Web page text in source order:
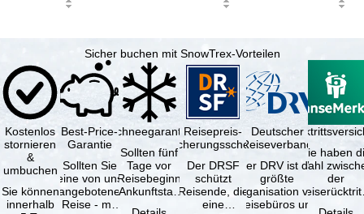
Sicher buchen mit SnowTrex-Vorteilen
Kostenlos
stornieren
&
umbuchen
Sie können
innerhalb
Best-Price-
Garantie
Sollten Sie
eine von uns
angebotene
Reise - mit
Schneegarantie
Sollten fünf
Tage vor
Reisebeginn
(Ankunftstag)
aufgrund von
Reisepreis-
Sicherungsschein
Der DRSF
schützt
Reisende, die
eine
Deutscher
Reiseverband
Der DRV ist die
größte
Organisation von
Reisebüros und
Sie haben
Wahl
der